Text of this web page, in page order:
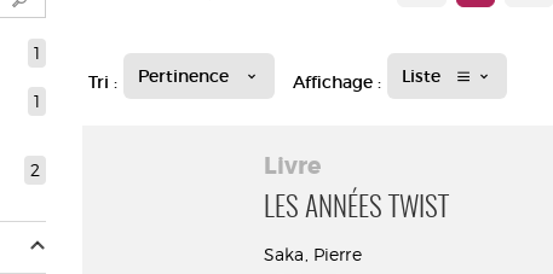
Tri : Pertinence Affichage : Liste
Livre
LES ANNÉES TWIST
Saka, Pierre
1
1
2